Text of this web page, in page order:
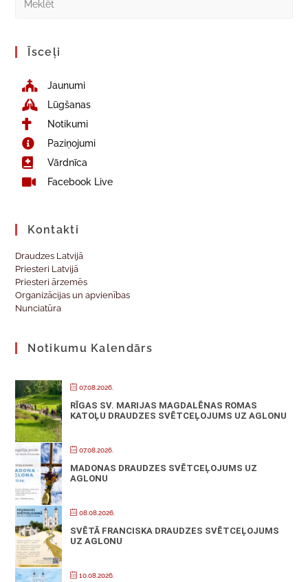
Īsceļi
Jaunumi
Lūgšanas
Notikumi
Paziņojumi
Vārdnīca
Facebook Live
Kontakti
Draudzes Latvijā
Priesteri Latvijā
Priesteri ārzemēs
Organizācijas un apvienības
Nunciatūra
Notikumu Kalendārs
07.08.2026.
RĪGAS SV. MARIJAS MAGDALĒNAS ROMAS
KATOĻU DRAUDZES SVĒTCEĻOJUMS UZ AGLONU
07.08.2026.
MADONAS DRAUDZES SVĒTCEĻOJUMS UZ
AGLONU
08.08.2026.
SVĒTĀ FRANCISKA DRAUDZES SVĒTCEĻOJUMS
UZ AGLONU
10.08.2026.